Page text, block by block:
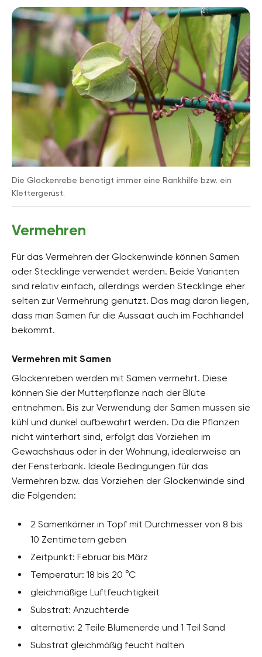
Die Glockenrebe benötigt immer eine Rankhilfe bzw. ein
Klettergerüst.
Vermehren
Für das Vermehren der Glockenwinde können Samen
oder Stecklinge verwendet werden. Beide Varianten
sind relativ einfach, allerdings werden Stecklinge eher
selten zur Vermehrung genutzt. Das mag daran liegen,
dass man Samen für die Aussaat auch im Fachhandel
bekommt.
Vermehren mit Samen
Glockenreben werden mit Samen vermehrt. Diese
können Sie der Mutterpflanze nach der Blüte
entnehmen. Bis zur Verwendung der Samen müssen sie
kühl und dunkel aufbewahrt werden. Da die Pflanzen
nicht winterhart sind, erfolgt das Vorziehen im
Gewächshaus oder in der Wohnung, idealerweise an
der Fensterbank. Ideale Bedingungen für das
Vermehren bzw. das Vorziehen der Glockenwinde sind
die Folgenden:
2 Samenkörner in Topf mit Durchmesser von 8 bis
10 Zentimetern geben
Zeitpunkt: Februar bis März
Temperatur: 18 bis 20 °C
gleichmäßige Luftfeuchtigkeit
Substrat: Anzuchterde
alternativ: 2 Teile Blumenerde und 1 Teil Sand
Substrat gleichmäßig feucht halten